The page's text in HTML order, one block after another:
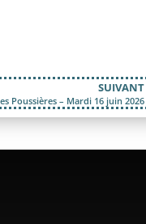
SUIVANT
Poussières – Mardi 16 juin 2026